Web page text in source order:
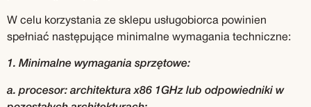
W celu korzystania ze sklepu usługobiorca powinien
spełniać następujące minimalne wymagania techniczne:
1. Minimalne wymagania sprzętowe:
a. procesor: architektura x86 1GHz lub odpowiedniki w